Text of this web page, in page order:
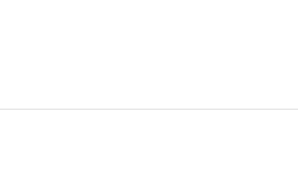
Šibenik Zeilregio